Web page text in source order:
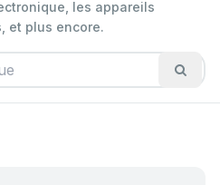
les appareils
et plus encore.